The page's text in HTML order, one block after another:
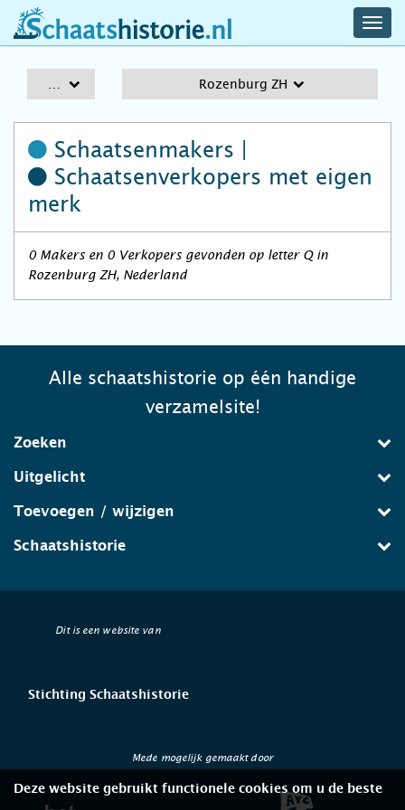
schaatshistorie.nl
Rozenburg ZH
Schaatsenmakers |
Schaatsenverkopers met eigen
merk
0 Makers en 0 Verkopers gevonden op letter Q in
Rozenburg ZH, Nederland
Alle schaatshistorie op één handige
verzamelsite!
Zoeken
Uitgelicht
Toevoegen / wijzigen
Schaatshistorie
Dit is een website van
Stichting Schaatshistorie
Mede mogelijk gemaakt door
Deze website gebruikt functionele cookies om u de beste